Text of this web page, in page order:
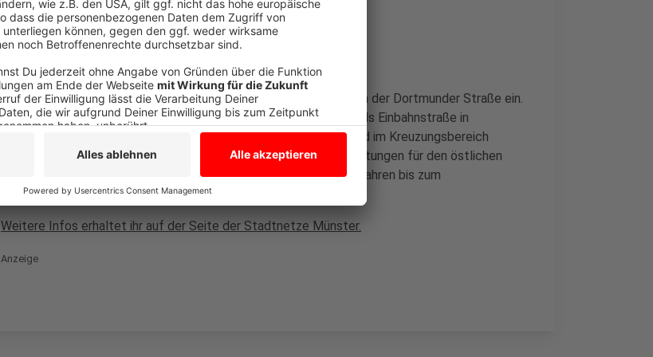
Parallele Arbeiten in der Dortmunder Straße
Anzeige
Im März richten die Stadtnetze Münster eine weitere Baustelle in der Dortmunder Straße ein.
Bis Ende 2026 wird die Dortmunder Straße auf Hafenseite dann als Einbahnstraße in
Fahrtrichtung Hansaring geführt. Die Fahrbahn des Hansarings wird im Kreuzungsbereich
verschwenkt. In der Dortmunder Straße werden die Fernwärmeleitungen für den östlichen
Strang des Netzes montiert. Dieser wurden in den vergangenen Jahren bis zum
Hohenzollernring erneuert.
Weitere Infos erhaltet ihr auf der Seite der Stadtnetze Münster.
Anzeige